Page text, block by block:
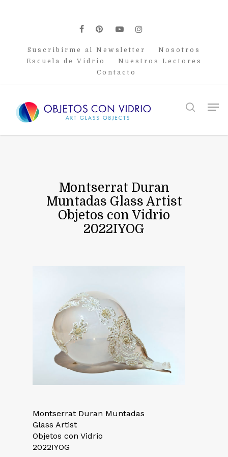
facebook
pinterest
youtubeinstagram
Suscribirme al Newsletter
Nosotros
Escuela de Vidrio
Nuestros Lectores
Contacto
search
Montserrat Duran
Muntadas Glass Artist
Objetos con Vidrio
2022IYOG
Montserrat Duran Muntadas
Glass Artist
Objetos con Vidrio
2022IYOG